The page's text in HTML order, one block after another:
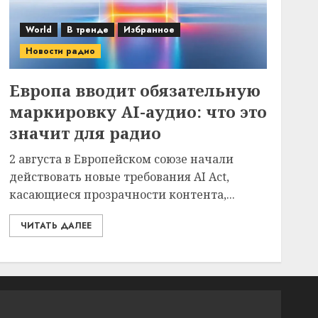
World В тренде
Избранное
Новости радио
Европа вводит обязательную
маркировку AI-аудио: что это
значит для радио
2 августа в Европейском союзе начали
действовать новые требования AI Act,
касающиеся прозрачности контента,...
ЧИТАТЬ ДАЛЕЕ